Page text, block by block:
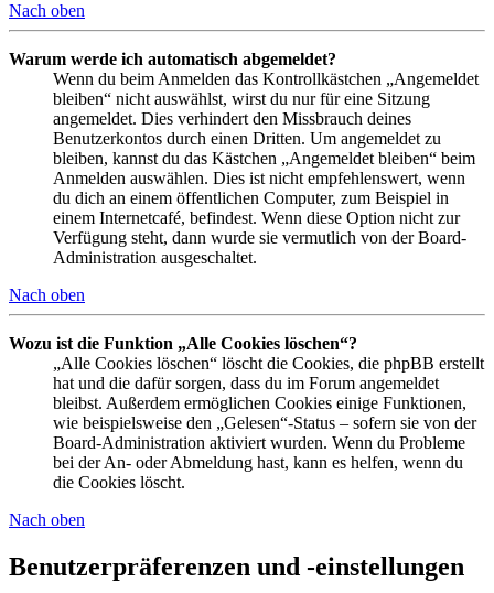
Nach oben
Warum werde ich automatisch abgemeldet?
Wenn du beim Anmelden das Kontrollkästchen „Angemeldet
bleiben“ nicht auswählst, wirst du nur für eine Sitzung
angemeldet. Dies verhindert den Missbrauch deines
Benutzerkontos durch einen Dritten. Um angemeldet zu
bleiben, kannst du das Kästchen „Angemeldet bleiben“ beim
Anmelden auswählen. Dies ist nicht empfehlenswert, wenn
du dich an einem öffentlichen Computer, zum Beispiel in
einem Internetcafé, befindest. Wenn diese Option nicht zur
Verfügung steht, dann wurde sie vermutlich von der Board-
Administration ausgeschaltet.
Nach oben
Wozu ist die Funktion „Alle Cookies löschen“?
„Alle Cookies löschen“ löscht die Cookies, die phpBB erstellt
hat und die dafür sorgen, dass du im Forum angemeldet
bleibst. Außerdem ermöglichen Cookies einige Funktionen,
wie beispielsweise den „Gelesen“-Status – sofern sie von der
Board-Administration aktiviert wurden. Wenn du Probleme
bei der An- oder Abmeldung hast, kann es helfen, wenn du
die Cookies löscht.
Nach oben
Benutzerpräferenzen und -einstellungen